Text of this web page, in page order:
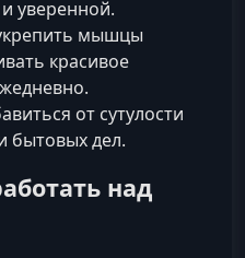
уверенной.
мышцы
красивое
от сутулости
бытовых дел.
над